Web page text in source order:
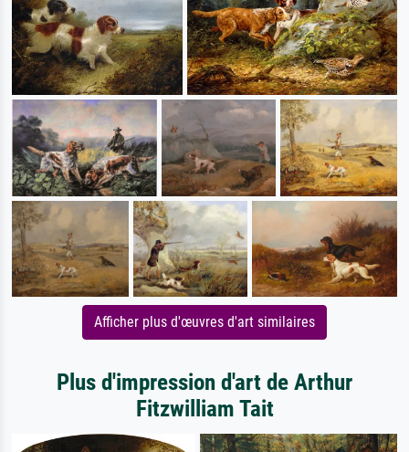
Afficher plus d'œuvres d'art similaires
Plus d'impression d'art de Arthur
Fitzwilliam Tait